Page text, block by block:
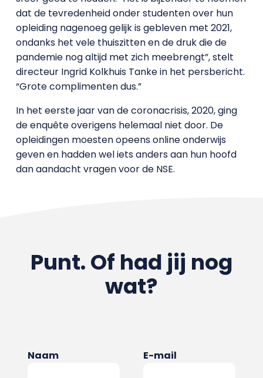
dat de tevredenheid onder studenten over hun
opleiding nagenoeg gelijk is gebleven met 2021,
ondanks het vele thuiszitten en de druk die de
pandemie nog altijd met zich meebrengt”, stelt
directeur Ingrid Kolkhuis Tanke in het persbericht.
“Grote complimenten dus.”
In het eerste jaar van de coronacrisis, 2020, ging
de enquête overigens helemaal niet door. De
opleidingen moesten opeens online onderwijs
geven en hadden wel iets anders aan hun hoofd
dan aandacht vragen voor de NSE.
Punt. Of had jij nog
wat?
Naam E-mail